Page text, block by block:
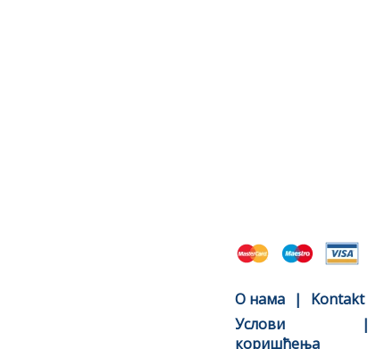
O нама | Kontakt
Услови
коришћења
|